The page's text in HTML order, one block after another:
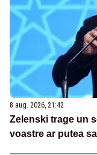
8 aug. 2026, 21:42
Zelenski trage un
voastre ar putea